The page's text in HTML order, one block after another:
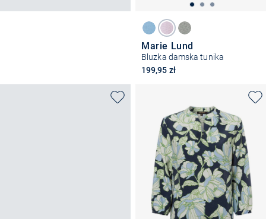
Marie Lund
Bluzka damska tunika
199,95 zł